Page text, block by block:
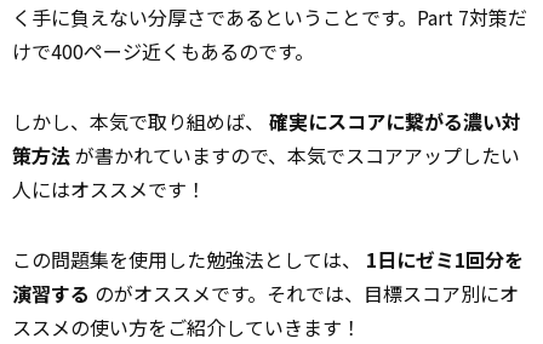
く手に負えない分厚さであるということです。Part 7対策だ
けで400ページ近くもあるのです。
しかし、本気で取り組めば、 確実にスコアに繋がる濃い対
策方法が書かれていますので、本気でスコアアップしたい
人にはオススメです！
この問題集を使用した勉強法としては、 1日にゼミ1回分を
演習する のがオススメです。それでは、目標スコア別にオ
ススメの使い方をご紹介していきます！